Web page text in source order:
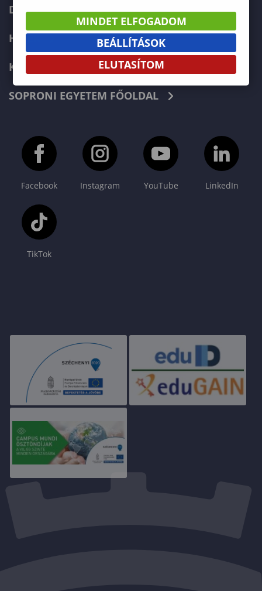
DOKUMENTUMOK
HÍREK
KAPCSOLAT
SOPRONI EGYETEM FŐOLDAL
Facebook Instagram YouTube LinkedIn
TikTok
MINDET ELFOGADOM
BEÁLLÍTÁSOK
ELUTASÍTOM